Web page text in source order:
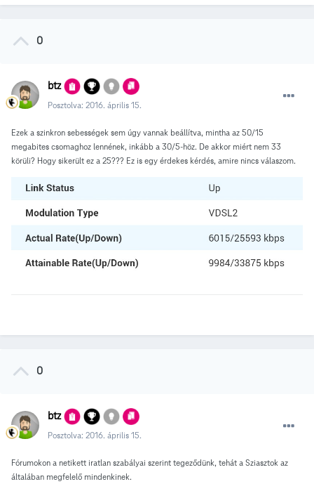
0
btz
Posztolva: 2016. április 15.
Ezek a szinkron sebességek sem úgy vannak beállítva, mintha az 50/15
megabites csomaghoz lennének, inkább a 30/5-höz. De akkor miért nem 33
körüli? Hogy sikerült ez a 25??? Ez is egy érdekes kérdés, amire nincs válaszom.
0
btz
Posztolva: 2016. április 15.
Fórumokon a netikett iratlan szabályai szerint tegeződünk, tehát a Sziasztok az
általában megfelelő mindenkinek.